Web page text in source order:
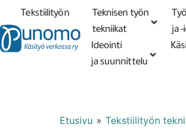
Tekstiilityön
tekniikat
Teknisen työn
tekniikat
ja
Ideointi
ja suunnittelu
Etusivu » Tekstiilityön